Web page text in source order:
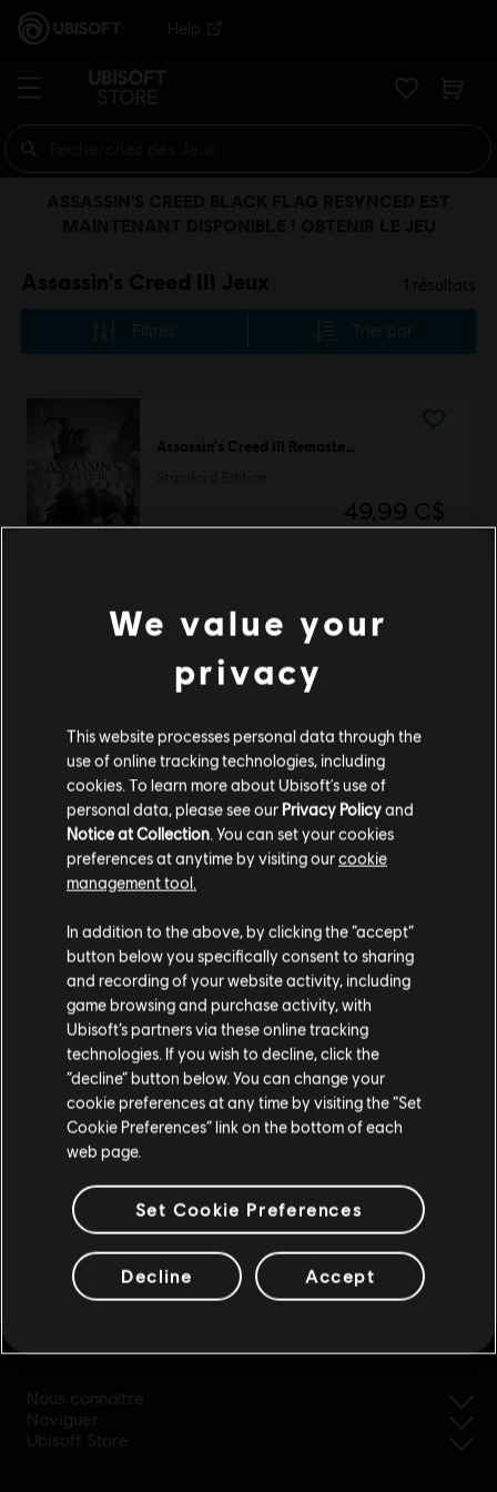
Help
Assassin's Creed III Jeux 1 résultats
Filtres Trier par
49,99 C$
Affichage de
Ubisoft Store!Profitez d’une expérience de jeu suprême avec de
nouveaux titres, des Season pass et plus decontenus supplémentaires
récompenses réductions exclusives
remboursement simplifié
Si vous souhaitez faire un achat, veuillez vous
rendre sur votre Store local.
Rester sur le store actuel
Mettre à jour votre localisation
We value your
privacy
This website processes personal data through the
use of online tracking technologies, including
cookies. To learn more about Ubisoft's use of
personal data, please see our Privacy Policyand
Notice at Collection. You can set your cookies
preferences at anytime by visiting ourcookie
management tool.
In addition to the above, by clicking the “accept”
button below you specifically consent to sharing
and recording of your website activity, including
game browsing and purchase activity, with
Ubisoft’s partners via these online tracking
technologies. If you wish to decline, click the
“decline” button below. You can change your
cookie preferences at any time by visiting the “Set
Cookie Preferences” link on the bottom of each
web page.
Set Cookie Preferences
Decline Accept